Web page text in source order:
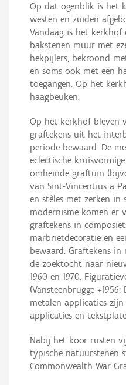
Op dat ogenblik is het
westen en zuiden
Vandaag is het kerkhof
bakstenen muur met
hekpijlers, bekroond
en soms ook met een
toegangen. Op het
haagbeuken.
Op het kerkhof bleven
graftekens uit het
periode bewaard. De
eclectische
omheinde graftuin
van Sint-Vincentius a
en stèles met zerken in
modernisme komen er
graftekens in
marbrietdecoratie en
bewaard. Graftekens
de zoektocht naar
1960 en 1970.
(Vansteenbrugge +1956;
metalen applicaties zijn
applicaties en
Nabij het koor rusten
typische natuurstenen
Commonwealth War